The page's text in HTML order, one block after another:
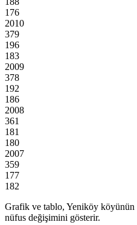
176
2010
379
196
183
2009
378
192
186
2008
361
181
180
2007
359
177
182
Grafik ve tablo, Yeniköy köyünün
nüfus değişimini gösterir.